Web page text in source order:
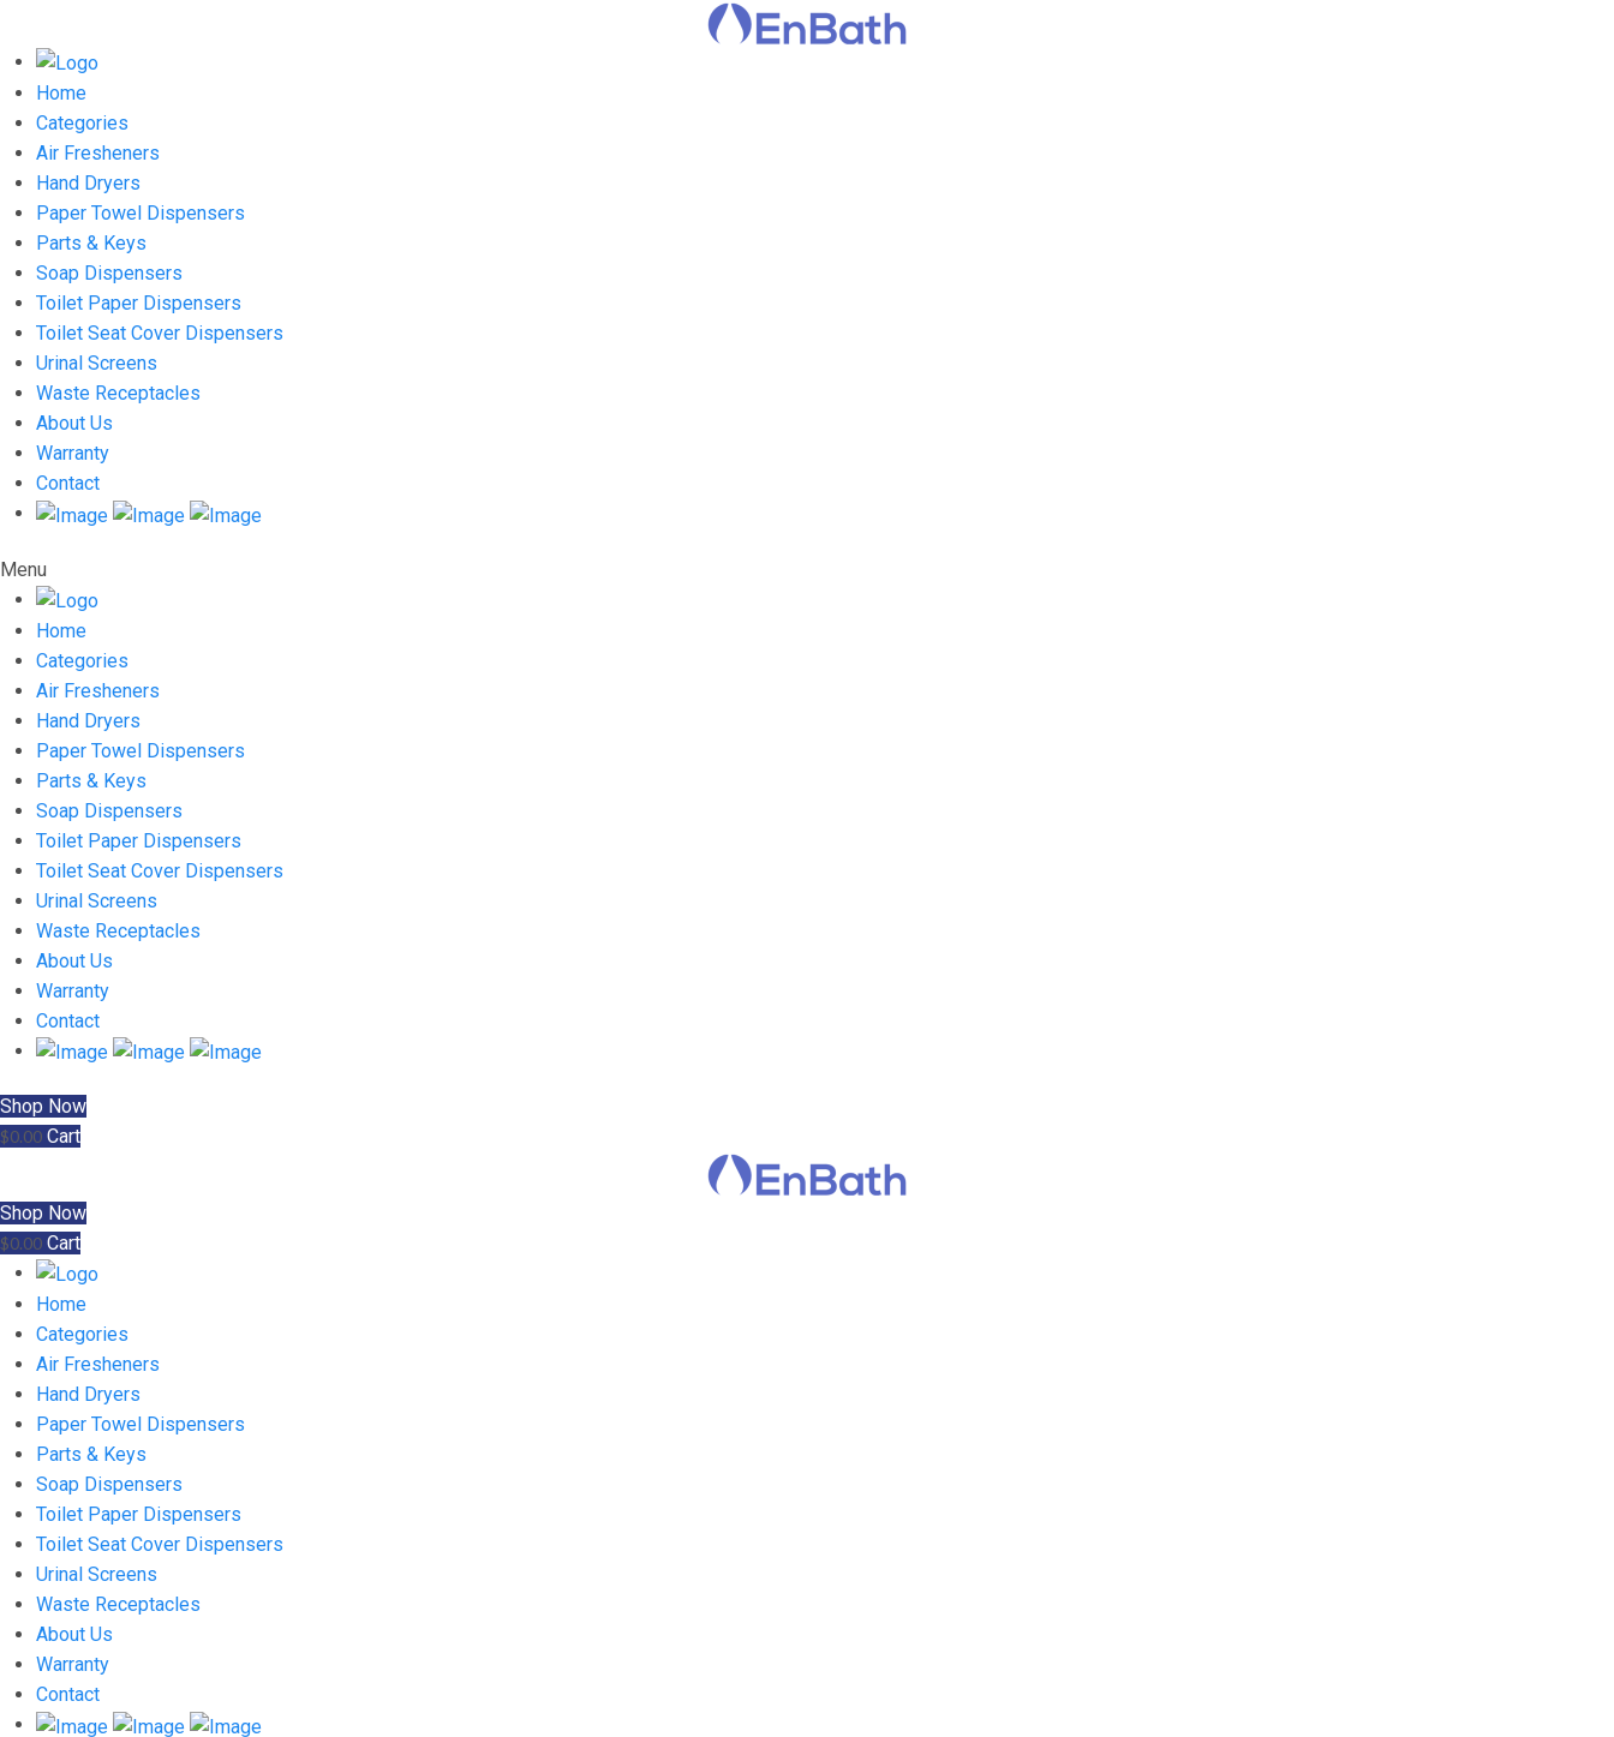
Home
Categories
Air Fresheners
Hand Dryers
Paper Towel Dispensers
Parts & Keys
Soap Dispensers
Toilet Paper Dispensers
Toilet Seat Cover Dispensers
Urinal Screens
Waste Receptacles
About Us
Warranty
Contact
Menu
Home
Categories
Air Fresheners
Hand Dryers
Paper Towel Dispensers
Parts & Keys
Soap Dispensers
Toilet Paper Dispensers
Toilet Seat Cover Dispensers
Urinal Screens
Waste Receptacles
About Us
Warranty
Contact
Shop Now
$0.00 Cart
Shop Now
$0.00 Cart
Home
Categories
Air Fresheners
Hand Dryers
Paper Towel Dispensers
Parts & Keys
Soap Dispensers
Toilet Paper Dispensers
Toilet Seat Cover Dispensers
Urinal Screens
Waste Receptacles
About Us
Warranty
Contact